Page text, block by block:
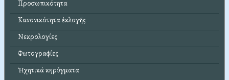
Προσωπικότητα
Κανονικότητα ἐκλογῆς
Νεκρολογίες
Φωτογραφίες
Ἠχητικά κηρύγματα